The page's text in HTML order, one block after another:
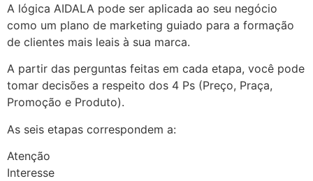
A lógica AIDALA pode ser aplicada ao seu negócio
como um plano de marketing guiado para a formação
de clientes mais leais à sua marca.
A partir das perguntas feitas em cada etapa, você pode
tomar decisões a respeito dos 4 Ps (Preço, Praça,
Promoção e Produto).
As seis etapas correspondem a:
Atenção
Interesse